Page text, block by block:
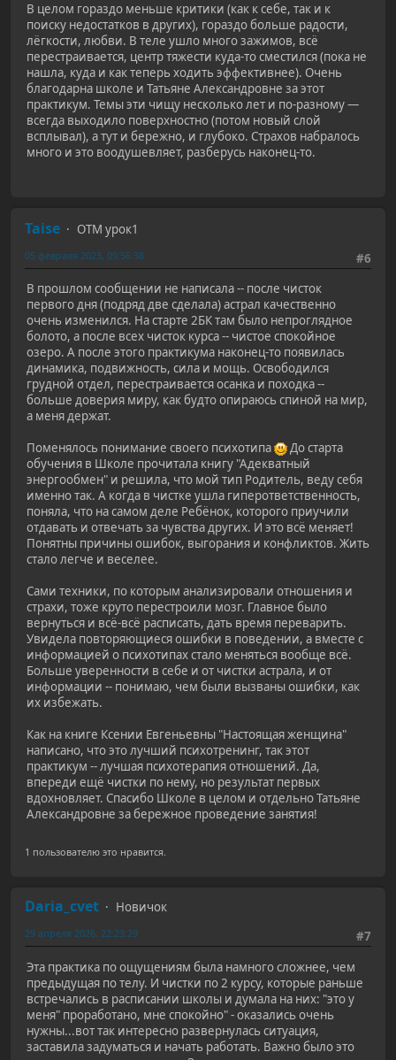
В целом гораздо меньше критики (как к себе, так и к
поиску недостатков в других), гораздо больше радости,
лёгкости, любви. В теле ушло много зажимов, всё
перестраивается, центр тяжести куда-то сместился (пока не
нашла, куда и как теперь ходить эффективнее). Очень
благодарна школе и Татьяне Александровне за этот
практикум. Темы эти чищу несколько лет и по-разному —
всегда выходило поверхностно (потом новый слой
всплывал), а тут и бережно, и глубоко. Страхов набралось
много и это воодушевляет, разберусь наконец-то.
Taise
ОТМ урок1
#6
05 февраля 2023, 09:56:38
В прошлом сообщении не написала -- после чисток
первого дня (подряд две сделала) астрал качественно
очень изменился. На старте 2БК там было непроглядное
болото, а после всех чисток курса -- чистое спокойное
озеро. А после этого практикума наконец-то появилась
динамика, подвижность, сила и мощь. Освободился
грудной отдел, перестраивается осанка и походка --
больше доверия миру, как будто опираюсь спиной на мир,
а меня держат.
Поменялось понимание своего психотипа
До старта
обучения в Школе прочитала книгу "Адекватный
энергообмен" и решила, что мой тип Родитель, веду себя
именно так. А когда в чистке ушла гиперответственность,
поняла, что на самом деле Ребёнок, которого приучили
отдавать и отвечать за чувства других. И это всё меняет!
Понятны причины ошибок, выгорания и конфликтов. Жить
стало легче и веселее.
Сами техники, по которым анализировали отношения и
страхи, тоже круто перестроили мозг. Главное было
вернуться и всё-всё расписать, дать время переварить.
Увидела повторяющиеся ошибки в поведении, а вместе с
информацией о психотипах стало меняться вообще всё.
Больше уверенности в себе и от чистки астрала, и от
информации -- понимаю, чем были вызваны ошибки, как
их избежать.
Как на книге Ксении Евгеньевны "Настоящая женщина"
написано, что это лучший психотренинг, так этот
практикум -- лучшая психотерапия отношений. Да,
впереди ещё чистки по нему, но результат первых
вдохновляет. Спасибо Школе в целом и отдельно Татьяне
Александровне за бережное проведение занятия!
1 пользователю это нравится.
Daria_cvet
Новичок
#7
29 апреля 2026, 22:23:29
Эта практика по ощущениям была намного сложнее, чем
предыдущая по телу. И чистки по 2 курсу, которые раньше
встречались в расписании школы и думала на них: "это у
меня" проработано, мне спокойно" - оказались очень
нужны...вот так интересно развернулась ситуация,
заставила задуматься и начать работать. Важно было это